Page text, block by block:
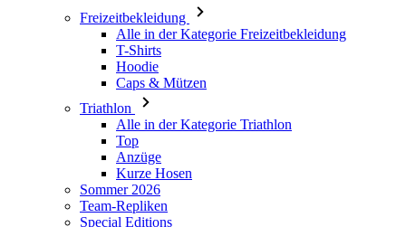
Caps & Mützen
Triathlon
Alle in der Kategorie Triathlon
Top
Anzüge
Kurze Hosen
Sommer 2026
Team-Repliken
Special Editions
Ausverkauf
Geschenkgutscheine
Kinder
Alle in der Kategorie Kinder